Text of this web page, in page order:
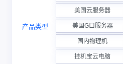
产品类型
美国云服务器
美国G口服务器
国内物理机
挂机宝云电脑